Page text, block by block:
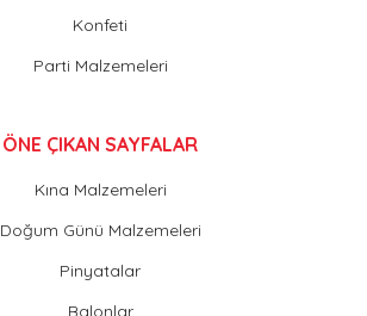
Konfeti
Parti Malzemeleri
ÖNE ÇIKAN SAYFALAR
Kına Malzemeleri
Doğum Günü Malzemeleri
Pinyatalar
Balonlar